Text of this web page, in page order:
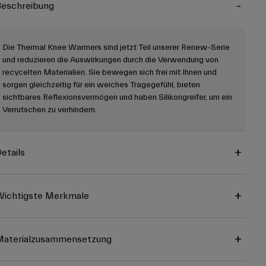
Die Thermal Knee Warmers sind jetzt Teil unserer Renew-Serie
und reduzieren die Auswirkungen durch die Verwendung von
recycelten Materialien. Sie bewegen sich frei mit Ihnen und
sorgen gleichzeitig für ein weiches Tragegefühl, bieten
sichtbares Reflexionsvermögen und haben Silikongreifer, um ein
Verrutschen zu verhindern.
Merkmale